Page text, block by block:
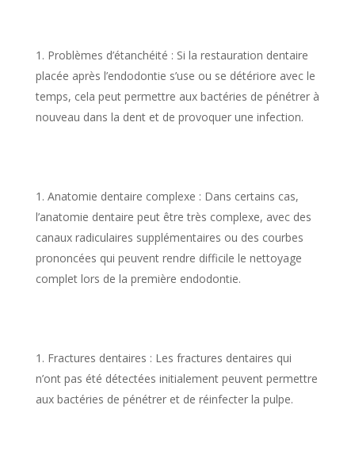
Problèmes d’étanchéité : Si la restauration dentaire
placée après l’endodontie s’use ou se détériore avec le
temps, cela peut permettre aux bactéries de pénétrer à
nouveau dans la dent et de provoquer une infection.
Anatomie dentaire complexe : Dans certains cas,
l’anatomie dentaire peut être très complexe, avec des
canaux radiculaires supplémentaires ou des courbes
prononcées qui peuvent rendre difficile le nettoyage
complet lors de la première endodontie.
Fractures dentaires : Les fractures dentaires qui
n’ont pas été détectées initialement peuvent permettre
aux bactéries de pénétrer et de réinfecter la pulpe.